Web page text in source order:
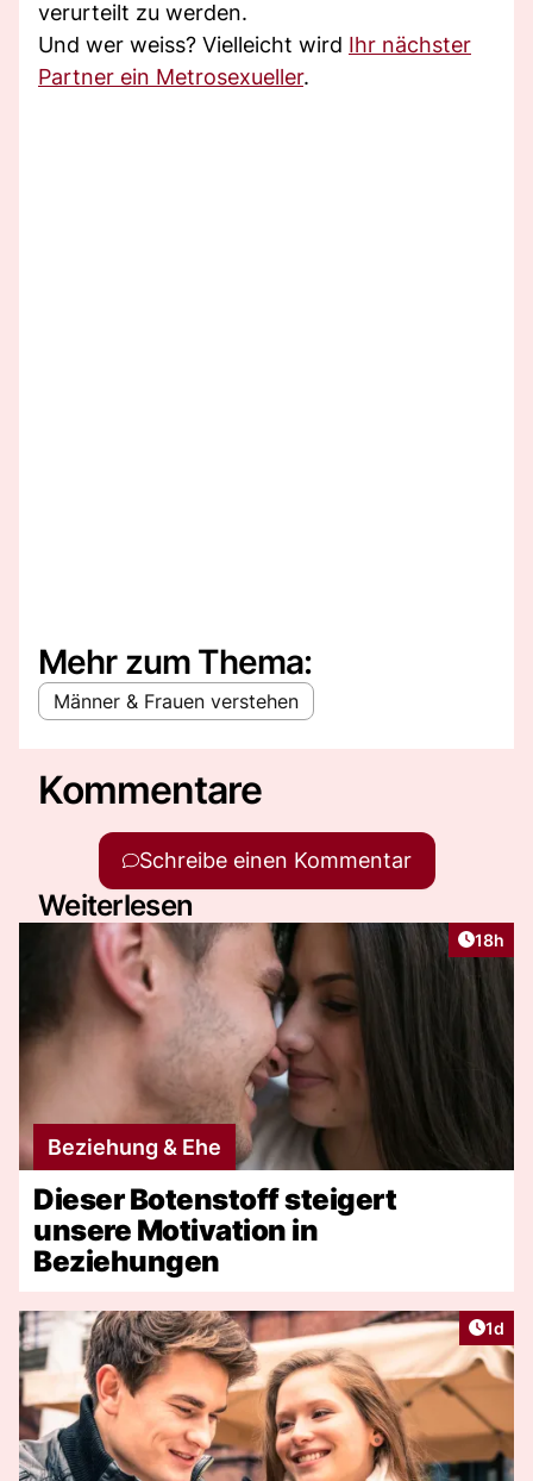
verurteilt zu werden.
Und wer weiss? Vielleicht wird Ihr nächster
Partner ein Metrosexueller.
Mehr zum Thema:
Männer & Frauen verstehen
Kommentare
Schreibe einen Kommentar
Weiterlesen
Artikel
18h
Beziehung & Ehe
Dieser Botenstoff steigert
unsere Motivation in
Beziehungen
1d